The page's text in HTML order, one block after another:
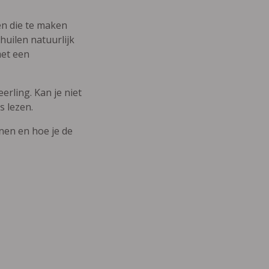
die te maken
natuurlijk
een
Kan je niet
lezen.
en hoe je de